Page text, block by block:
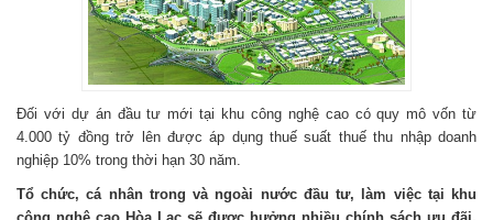
Đối với dự án đầu tư mới tại khu công nghệ cao có quy mô vốn từ
4.000 tỷ đồng trở lên được áp dụng thuế suất thuế thu nhập doanh
nghiệp 10% trong thời hạn 30 năm.
Tổ chức, cá nhân trong và ngoài nước đầu tư, làm việc tại khu